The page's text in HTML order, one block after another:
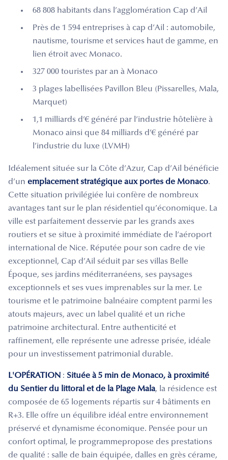
68 808 habitants dans l’agglomération Cap d’Ail
Près de 1 594 entreprises à cap d’Ail : automobile,
nautisme, tourisme et services haut de gamme, en
lien étroit avec Monaco.
327 000 touristes par an à Monaco
3 plages labellisées Pavillon Bleu (Pissarelles, Mala,
Marquet)
1,1 milliards d’€ généré par l’industrie hôtelière à
Monaco ainsi que 84 milliards d’€ généré par
l’industrie du luxe (LVMH)
Idéalement située sur la Côte d’Azur, Cap d’Ail bénéficie
d’un emplacement stratégique aux portes de Monaco.
Cette situation privilégiée lui confère de nombreux
avantages tant sur le plan résidentiel qu’économique. La
ville est parfaitement desservie par les grands axes
routiers et se situe à proximité immédiate de l’aéroport
international de Nice. Réputée pour son cadre de vie
exceptionnel, Cap d’Ail séduit par ses villas Belle
Époque, ses jardins méditerranéens, ses paysages
exceptionnels et ses vues imprenables sur la mer. Le
tourisme et le patrimoine balnéaire comptent parmi les
atouts majeurs, avec un label qualité et un riche
patrimoine architectural. Entre authenticité et
raffinement, elle représente une adresse prisée, idéale
pour un investissement patrimonial durable.
L'OPÉRATION : Située à 5 min de Monaco, à proximité
du Sentier du littoral et de la Plage Mala, la résidence est
composée de 65 logements répartis sur 4 bâtiments en
R+3. Elle offre un équilibre idéal entre environnement
préservé et dynamisme économique. Pensée pour un
confort optimal, le programmepropose des prestations
de qualité : salle de bain équipée, dalles en grès cérame,